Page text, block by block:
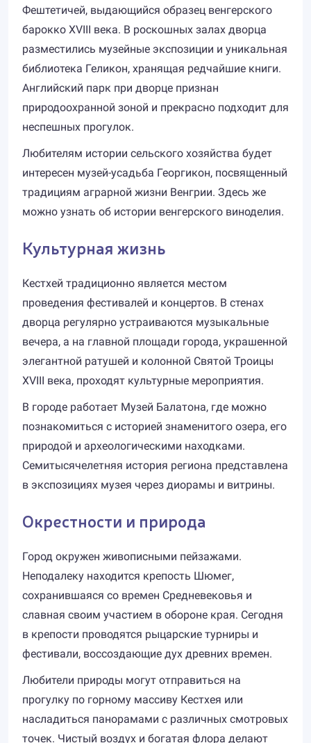
Фештетичей, выдающийся образец венгерского
барокко XVIII века. В роскошных залах дворца
разместились музейные экспозиции и уникальная
библиотека Геликон, хранящая редчайшие книги.
Английский парк при дворце признан
природоохранной зоной и прекрасно подходит для
неспешных прогулок.
Любителям истории сельского хозяйства будет
интересен музей-усадьба Георгикон, посвященный
традициям аграрной жизни Венгрии. Здесь же
можно узнать об истории венгерского виноделия.
Культурная жизнь
Кестхей традиционно является местом
проведения фестивалей и концертов. В стенах
дворца регулярно устраиваются музыкальные
вечера, а на главной площади города, украшенной
элегантной ратушей и колонной Святой Троицы
XVIII века, проходят культурные мероприятия.
В городе работает Музей Балатона, где можно
познакомиться с историей знаменитого озера, его
природой и археологическими находками.
Семитысячелетняя история региона представлена
в экспозициях музея через диорамы и витрины.
Окрестности и природа
Город окружен живописными пейзажами.
Неподалеку находится крепость Шюмег,
сохранившаяся со времен Средневековья и
славная своим участием в обороне края. Сегодня
в крепости проводятся рыцарские турниры и
фестивали, воссоздающие дух древних времен.
Любители природы могут отправиться на
прогулку по горному массиву Кестхея или
насладиться панорамами с различных смотровых
точек. Чистый воздух и богатая флора делают